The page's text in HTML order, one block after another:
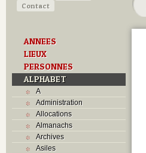
Contact
ANNEES
LIEUX
PERSONNES
ALPHABET
A
Administration
Allocations
Almanachs
Archives
Asiles